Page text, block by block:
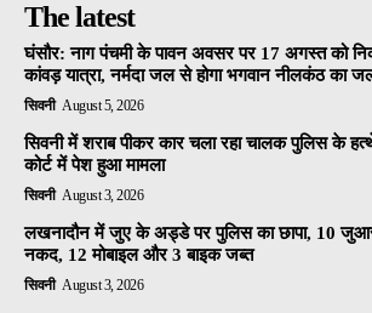
The latest
घंसौर: नाग पंचमी के पावन अवसर पर 17 अगस्त को
कांवड़ यात्रा, नर्मदा जल से होगा भगवान नीलकंठ का
सिवनी August 5, 2026
सिवनी में शराब पीकर कार चला रहा चालक पुलिस के
कोर्ट में पेश हुआ मामला
सिवनी August 3, 2026
लखनादौन में जुए के अड्डे पर पुलिस का छापा, 10
नकद, 12 मोबाइल और 3 बाइक जब्त
सिवनी August 3, 2026